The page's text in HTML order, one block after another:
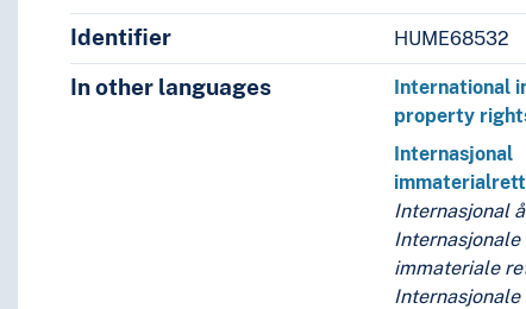
Identifier HUME68532
In other languages
International
property
Internasjonal
immaterialrett
Internasjonal
Internasjonale
immateriale
Internasjonale